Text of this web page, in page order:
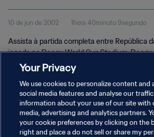
na Coreia e no Japão |
Completo
10 de jun de 2002 1hora 40minuto 9segundo
Assista à partida completa entre República
jogada no Daegu World Cup Stadium,
dia 10 de junho de 2002.
POLÍTICA DE PRIVACIDADE
Your Privacy
We use cookies to personalize content and
social media features and analyse our
information about your use of our site with
media, advertising and analytics partners.
your cookie preferences by clicking on the
right and place a do not sell or share my